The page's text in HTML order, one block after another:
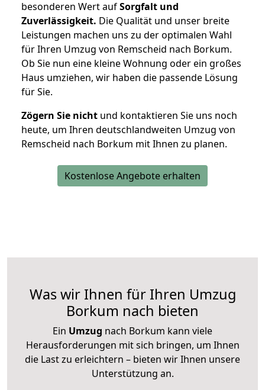
besonderen Wert aufSorgfalt und
Zuverlässigkeit. Die Qualität und unser breite
Leistungen machen uns zu der optimalen Wahl
für Ihren Umzug von Remscheid nach Borkum.
Ob Sie nun eine kleine Wohnung oder ein großes
Haus umziehen, wir haben die passende Lösung
für Sie.
Zögern Sie nicht und kontaktieren Sie uns noch
heute, um Ihren deutschlandweiten Umzug von
Remscheid nach Borkum mit Ihnen zu planen.
Kostenlose Angebote erhalten
Was wir Ihnen für Ihren Umzug
Borkum nach bieten
Ein Umzug nach Borkum kann viele
Herausforderungen mit sich bringen, um Ihnen
die Last zu erleichtern – bieten wir Ihnen unsere
Unterstützung an.